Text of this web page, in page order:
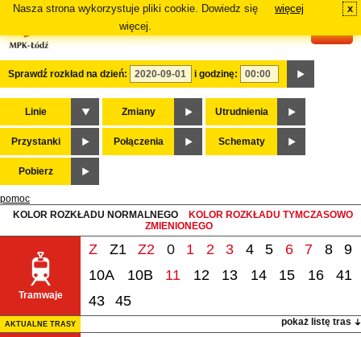
Nasza strona wykorzystuje pliki cookie. Dowiedz się
więcej.
więcej x
Sprawdź rozkład na dzień: i godzinę:
Linie Zmiany Utrudnienia
Przystanki Połączenia Schematy
Pobierz
pomoc
KOLOR ROZKŁADU NORMALNEGO
KOLOR ROZKŁADU TYMCZASOWO
ZMIENIONEGO
Tramwaje
Z Z1 Z2 0 1 2 3 4 5 6 7 8
9
10A
10B 11 12 13 14 15 16
41
43
45
pokaż listę tras
AKTUALNE TRASY